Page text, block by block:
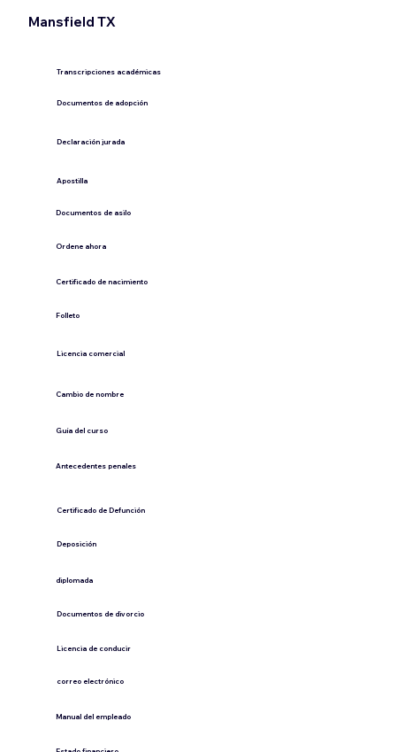
Transcripciones académicas
Documentos de adopción
Declaración jurada
​Apostilla
Documentos de asilo
Ordene ahora
Certificado de nacimiento
Folleto
​Licencia comercial
Cambio de nombre
Guía del curso
Antecedentes penales
​Certificado de Defunción
​Deposición
diplomada
Documentos de divorcio
Licencia de conducir
​correo electrónico
Manual del empleado
Mansfield TX